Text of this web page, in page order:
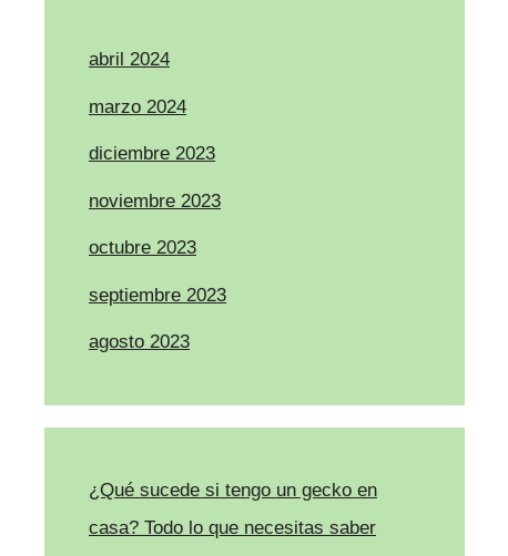
abril 2024
marzo 2024
diciembre 2023
noviembre 2023
octubre 2023
septiembre 2023
agosto 2023
¿Qué sucede si tengo un gecko en
casa? Todo lo que necesitas saber